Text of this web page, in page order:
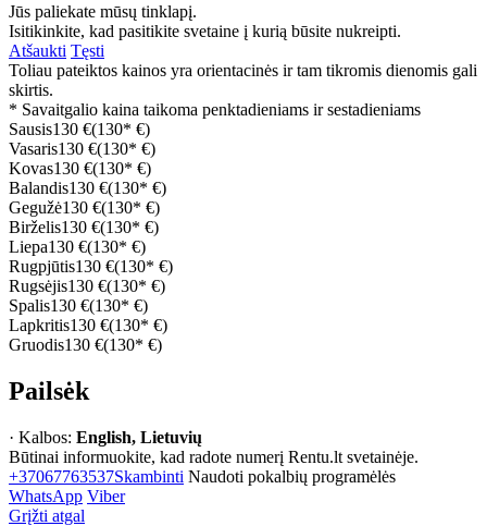
Jūs paliekate mūsų tinklapį.
Isitikinkite, kad pasitikite svetaine į kurią būsite nukreipti.
Atšaukti Tęsti
Toliau pateiktos kainos yra orientacinės ir tam tikromis dienomis gali
skirtis.
* Savaitgalio kaina taikoma penktadieniams ir sestadieniams
Sausis130 €(130* €)
Vasaris130 €(130* €)
Kovas130 €(130* €)
Balandis130 €(130* €)
Gegužė130 €(130* €)
Birželis130 €(130* €)
Liepa130 €(130* €)
Rugpjūtis130 €(130* €)
Rugsėjis130 €(130* €)
Spalis130 €(130* €)
Lapkritis130 €(130* €)
Gruodis130 €(130* €)
Pailsėk
· Kalbos: English, Lietuvių
Būtinai informuokite, kad radote numerį Rentu.lt svetainėje.
+37067763537Skambinti Naudoti pokalbių programėlės
WhatsApp Viber
Grįžti atgal